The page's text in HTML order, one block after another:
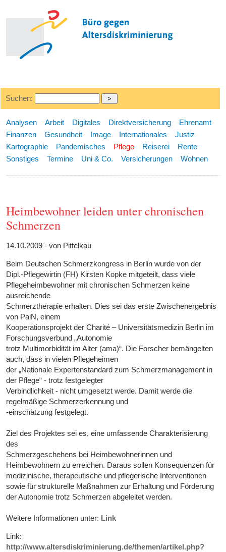
Suchen:
Analysen Arbeit Digitales Direktversicherung
Ehrenamt
Finanzen
Gesundheit Image Internationales
Justiz
Kartographie
Pandemisches Pflege Reiserei
Rente
Sonstiges
Termine Uni & Co. Versicherungen Wohnen
Heimbewohner leiden unter chronischen
Schmerzen
14.10.2009 - von Pittelkau
Beim Deutschen Schmerzkongress in Berlin wurde von der
Dipl.-Pflegewirtin (FH) Kirsten Kopke mitgeteilt, dass viele
Pflegeheimbewohner mit chronischen Schmerzen keine
ausreichende
Schmerztherapie erhalten. Dies sei das erste Zwischenergebnis
von PaiN, einem
Kooperationsprojekt der Charité – Universitätsmedizin Berlin im
Forschungsverbund „Autonomie
trotz Multimorbidität im Alter (ama)“. Die Forscher bemängelten
auch, dass in vielen Pflegeheimen
der „Nationale Expertenstandard zum Schmerzmanagement in
der Pflege“ - trotz festgelegter
Verbindlichkeit - nicht umgesetzt werde. Damit werde die
regelmäßige Schmerzerkennung und
-einschätzung festgelegt.
Ziel des Projektes sei es, eine umfassende Charakterisierung
des
Schmerzgeschehens bei Heimbewohnerinnen und
Heimbewohnern zu erreichen. Daraus sollen Konsequenzen für
medizinische, therapeutische und pflegerische Interventionen
sowie für strukturelle Maßnahmen zur Erhaltung und Förderung
der Autonomie trotz Schmerzen abgeleitet werden.
Weitere Informationen unter: Link
Link:
http://www.altersdiskriminierung.de/themen/artikel.php?